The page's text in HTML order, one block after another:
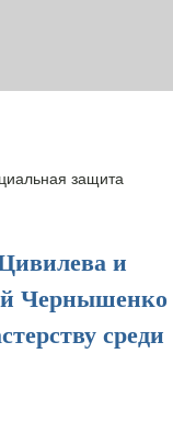
защита
и
Чернышенко
среди